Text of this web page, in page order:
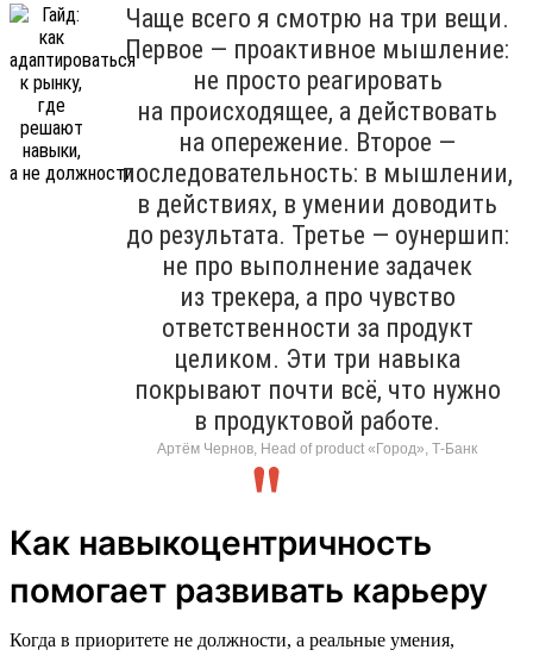
Чаще всего я смотрю на три вещи.
Первое — проактивное мышление:
не просто реагировать
на происходящее, а действовать
на опережение. Второе —
последовательность: в мышлении,
в действиях, в умении доводить
до результата. Третье — оунершип:
не про выполнение задачек
из трекера, а про чувство
ответственности за продукт
целиком. Эти три навыка
покрывают почти всё, что нужно
в продуктовой работе.
Артём Чернов, Head of product «Город», Т-Банк
Как навыкоцентричность
помогает развивать карьеру
Когда в приоритете не должности, а реальные умения,